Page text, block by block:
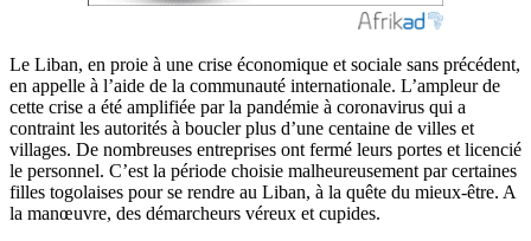
Le Liban, en proie à une crise économique et sociale sans précédent,
en appelle à l’aide de la communauté internationale. L’ampleur de
cette crise a été amplifiée par la pandémie à coronavirus qui a
contraint les autorités à boucler plus d’une centaine de villes et
villages. De nombreuses entreprises ont fermé leurs portes et licencié
le personnel. C’est la période choisie malheureusement par certaines
filles togolaises pour se rendre au Liban, à la quête du mieux-être. A
la manœuvre, des démarcheurs véreux et cupides.